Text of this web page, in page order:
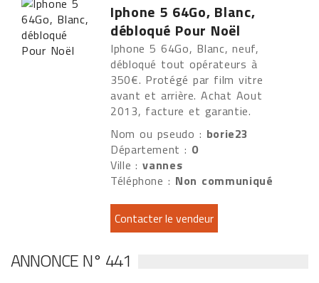
Iphone 5 64Go, Blanc,
débloqué Pour Noël
Iphone 5 64Go, Blanc, neuf,
débloqué tout opérateurs à
350€. Protégé par film vitre
avant et arrière. Achat Aout
2013, facture et garantie.
Nom ou pseudo : borie23
Département : 0
Ville :vannes
Téléphone : Non communiqué
ANNONCE N° 441